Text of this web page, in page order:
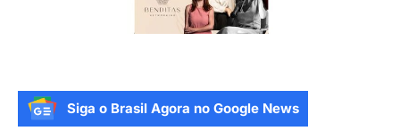
Siga o Brasil Agora no Google News